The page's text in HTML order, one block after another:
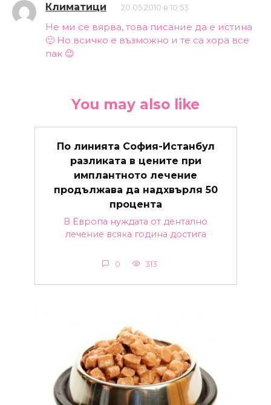
Климатици 20.05.2010 в 10:53
Не ми се вярва, това писание да е истина
🙂 Но всичко е възможно и те са хора все
пак 😉
You may also like
По линията София-Истанбул
разликата в цените при
имплантното лечение
продължава да надхвърля 50
процента
В Европа нуждата от дентално
лечение всяка година достига
0 313